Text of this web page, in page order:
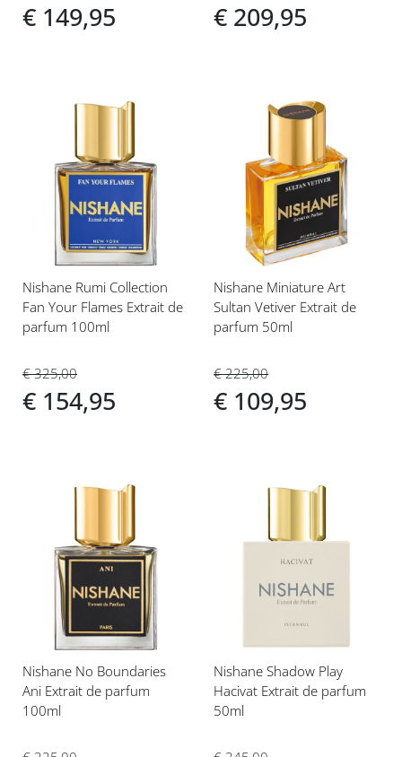
€ 149,95 € 209,95
toe
aan
verlanglijst
Nishane Rumi Collection
Fan Your Flames Extrait de
parfum 100ml
€ 325,00
€ 154,95
toe
aan
verlanglijst
Nishane Miniature Art
Sultan Vetiver Extrait de
parfum 50ml
€ 225,00
€ 109,95
toe
aan
verlanglijst
Nishane No Boundaries
Ani Extrait de parfum
100ml
toe
verlanglijst
Nishane Shadow Play
Hacivat Extrait de parfum
50ml